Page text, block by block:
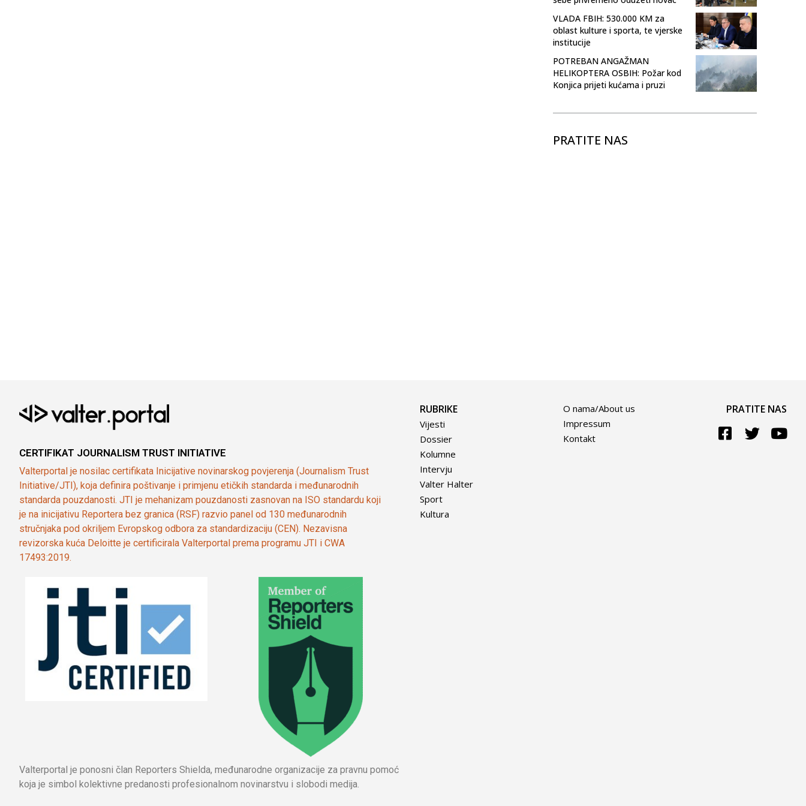
VLADA FBIH: 530.000 KM za
oblast kulture i sporta, te vjerske
institucije
POTREBAN ANGAŽMAN
HELIKOPTERA OSBIH: Požar kod
Konjica prijeti kućama i pruzi
PRATITE NAS
CERTIFIKAT JOURNALISM TRUST INITIATIVE
Valterportal je nosilac certifikata Inicijative novinarskog povjerenja (Journalism Trust
Initiative/JTI), koja definira poštivanje i primjenu etičkih standarda i međunarodnih
standarda pouzdanosti. JTI je mehanizam pouzdanosti zasnovan na ISO standardu koji
je na inicijativu Reportera bez granica (RSF) razvio panel od 130 međunarodnih
stručnjaka pod okriljem Evropskog odbora za standardizaciju (CEN). Nezavisna
revizorska kuća Deloitte je certificirala Valterportal prema programu JTI i CWA
17493:2019.
Valterportal je ponosni član Reporters Shielda, međunarodne organizacije za pravnu pomoć
koja je simbol kolektivne predanosti profesionalnom novinarstvu i slobodi medija.
RUBRIKE
Vijesti
Dossier
Kolumne
Intervju
Valter Halter
Sport
Kultura
O nama/About us
Impressum
Kontakt
PRATITE NAS